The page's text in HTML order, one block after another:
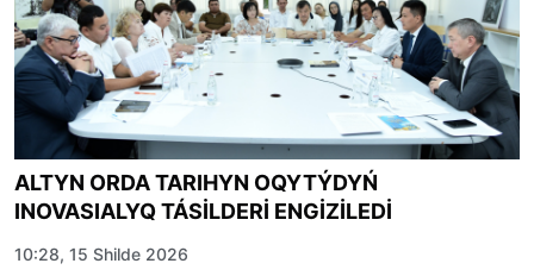
ALTYN ORDA TARIHYN OQYTÝDYŃ
INOVASIALYQ TÁSİLDERİ ENGİZİLEDİ
10:28, 15 Shilde 2026